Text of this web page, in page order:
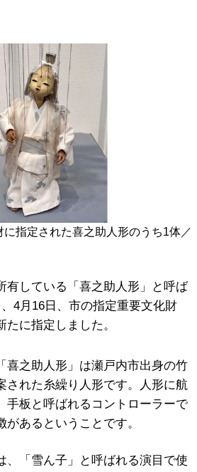
指定された喜之助人形のうち1体／
している「喜之助人形」と呼ば
4月16日、市の指定重要文化財
たに指定しました。
之助人形」は瀬戸内市出身の竹
された糸繰り人形です。人形に航
手板と呼ばれるコントローラーで
あるということです。
「雪ん子」と呼ばれる演目で使